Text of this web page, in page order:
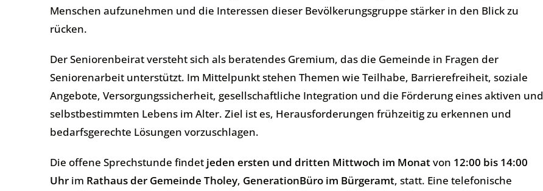
Menschen aufzunehmen und die Interessen dieser Bevölkerungsgruppe stärker in den Blick zu
rücken.
Der Seniorenbeirat versteht sich als beratendes Gremium, das die Gemeinde in Fragen der
Seniorenarbeit unterstützt. Im Mittelpunkt stehen Themen wie Teilhabe, Barrierefreiheit, soziale
Angebote, Versorgungssicherheit, gesellschaftliche Integration und die Förderung eines aktiven und
selbstbestimmten Lebens im Alter. Ziel ist es, Herausforderungen frühzeitig zu erkennen und
bedarfsgerechte Lösungen vorzuschlagen.
Die offene Sprechstunde findet jeden ersten und dritten Mittwoch im Monatvon 12:00 bis 14:00
Uhr im Rathaus der Gemeinde Tholey, GenerationBüro im Bürgeramt, statt. Eine telefonische